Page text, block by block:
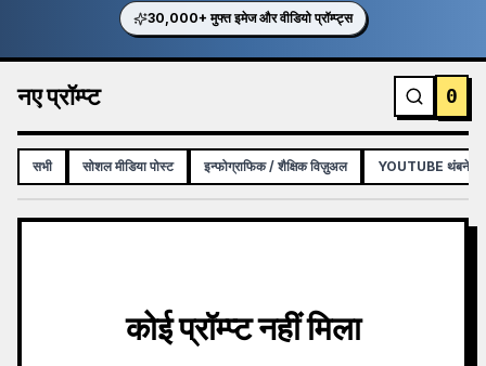
30,000+ मुफ्त इमेज और वीडियो प्रॉम्प्ट्स
नए प्रॉम्प्ट 0
सभी सोशल मीडिया पोस्ट इन्फोग्राफिक / शैक्षिक विज़ुअल YOUTUBE थंबनेल
कोई प्रॉम्प्ट नहीं मिला